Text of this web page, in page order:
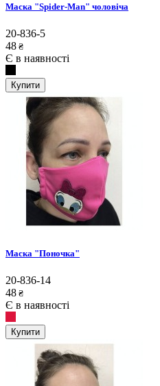
Маска "Spider-Man" чоловіча
20-836-5
48 ₴
Є в наявності
Купити
Маска "Поночка"
20-836-14
48 ₴
Є в наявності
Купити